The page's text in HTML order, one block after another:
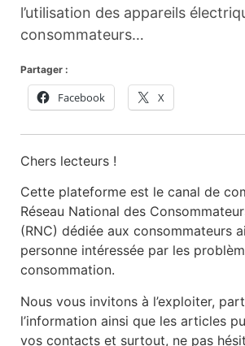
l’utilisation des appareils
consommateurs…
Partager :
Facebook X
Chers lecteurs !
Cette plateforme est le canal de
Réseau National des
(RNC) dédiée aux consommateurs
personne intéressée par les
consommation.
Nous vous invitons à l’exploiter,
l’information ainsi que les articles
vos contacts et surtout, ne pas